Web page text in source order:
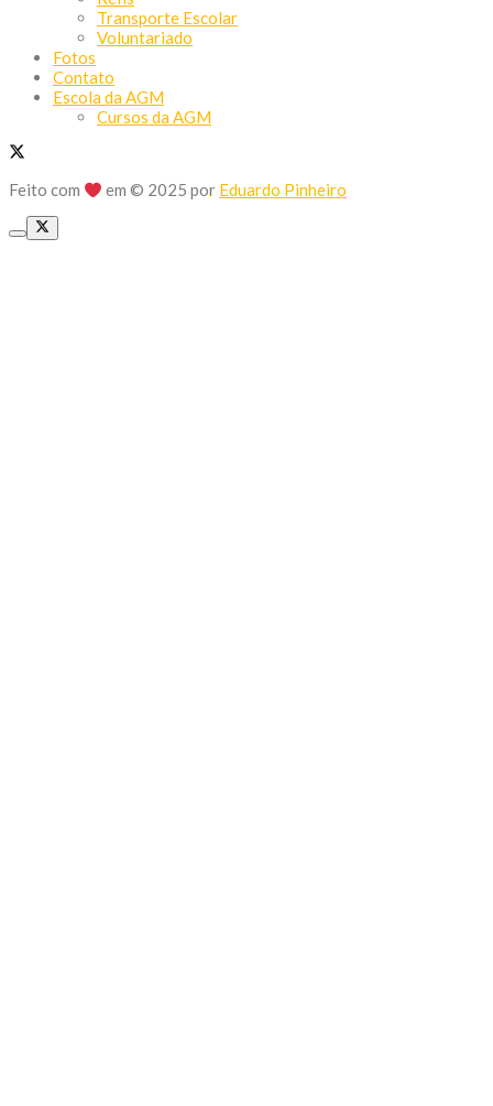
Transporte Escolar
Voluntariado
Fotos
Contato
Escola da AGM
Cursos da AGM
Feito com em © 2025 por Eduardo Pinheiro